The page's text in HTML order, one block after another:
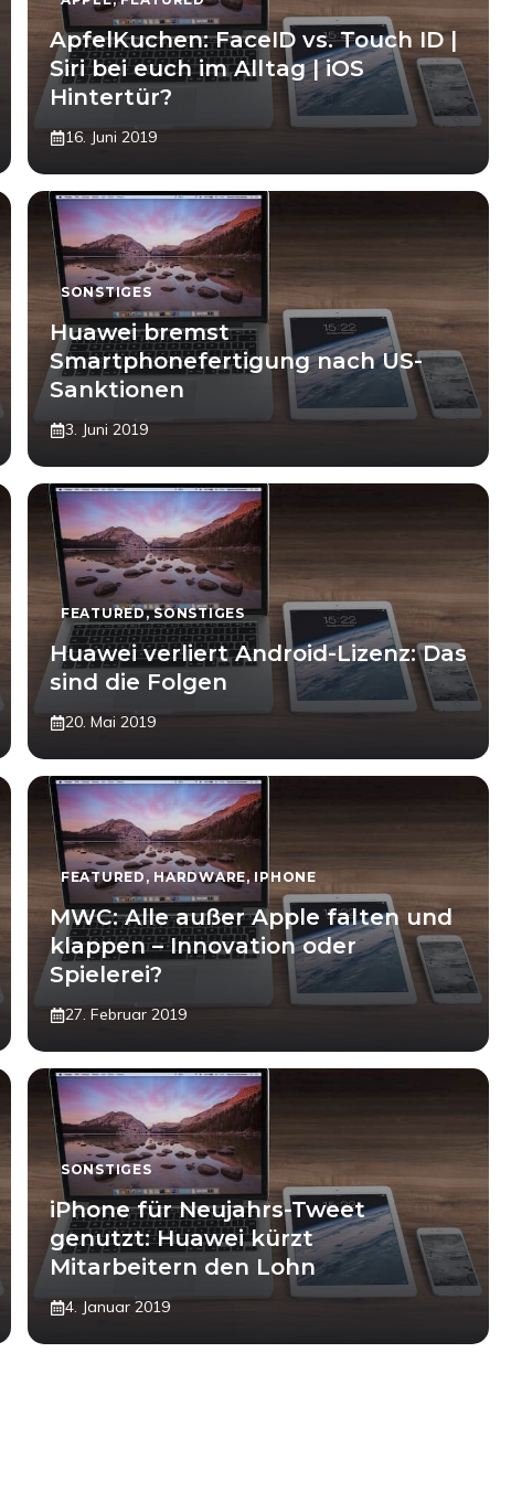
ApfelKuchen: FaceID vs. Touch ID |
Siri bei euch im Alltag | iOS
Hintertür?
16. Juni 2019
SONSTIGES
Huawei bremst
Smartphonefertigung nach US-
Sanktionen
3. Juni 2019
FEATURED,SONSTIGES
Huawei verliert Android-Lizenz: Das
sind die Folgen
20. Mai 2019
FEATURED , HARDWARE, IPHONE
MWC: Alle außer Apple falten und
klappen – Innovation oder
Spielerei?
27. Februar 2019
SONSTIGES
iPhone für Neujahrs-Tweet
genutzt: Huawei kürzt
Mitarbeitern den Lohn
4. Januar 2019